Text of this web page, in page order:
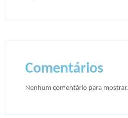
Comentários
Nenhum comentário para mostrar.